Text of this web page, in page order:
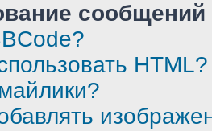
HTML?